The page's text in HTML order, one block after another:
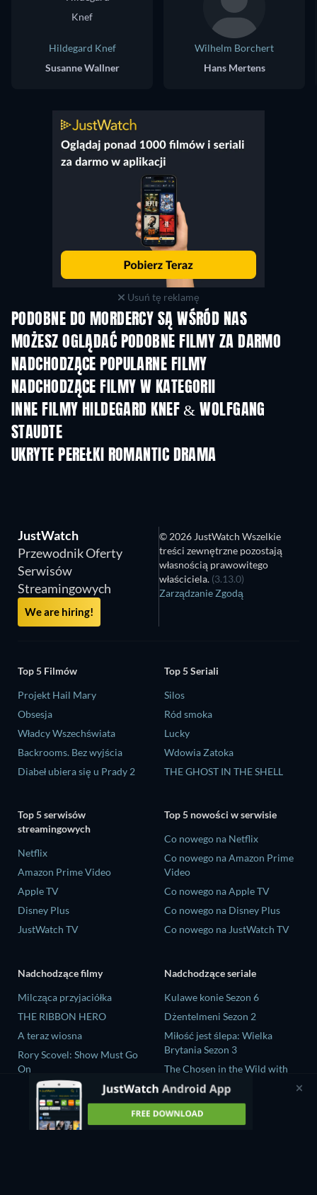
Hildegard Knef
Susanne Wallner
Wilhelm Borchert
Hans Mertens
Usuń tę reklamę
PODOBNE DO MORDERCY SĄ WŚRÓD NAS
MOŻESZ OGLĄDAĆ PODOBNE FILMY ZA DARMO
NADCHODZĄCE POPULARNE FILMY
NADCHODZĄCE FILMY W KATEGORII
INNE FILMY HILDEGARD KNEF & WOLFGANG
STAUDTE
UKRYTE PEREŁKI ROMANTIC DRAMA
JustWatch
Przewodnik Oferty
Serwisów
Streamingowych
We are hiring!
© 2026 JustWatch Wszelkie
treści zewnętrzne pozostają
własnością prawowitego
właściciela. (3.13.0)
Zarządzanie Zgodą
Top 5 Filmów
Projekt Hail Mary
Obsesja
Władcy Wszechświata
Backrooms. Bez wyjścia
Diabeł ubiera się u Prady 2
Top 5 Seriali
Silos
Ród smoka
Lucky
Wdowia Zatoka
THE GHOST IN THE SHELL
Top 5 serwisów
streamingowych
Netflix
Amazon Prime Video
Apple TV
Disney Plus
JustWatch TV
Top 5 nowości w serwisie
Co nowego na Netflix
Co nowego na Amazon Prime
Video
Co nowego na Apple TV
Co nowego na Disney Plus
Co nowego na JustWatch TV
Nadchodzące filmy
Milcząca przyjaciółka
THE RIBBON HERO
A teraz wiosna
Rory Scovel: Show Must Go
On
Nando Between Two Worlds -
A Sintonia Film
Nadchodzące seriale
Kulawe konie Sezon 6
Dżentelmeni Sezon 2
Miłość jest ślepa: Wielka
Brytania Sezon 3
The Chosen in the Wild with
Bear Grylls Sezon 1
Mourinho Sezon 1